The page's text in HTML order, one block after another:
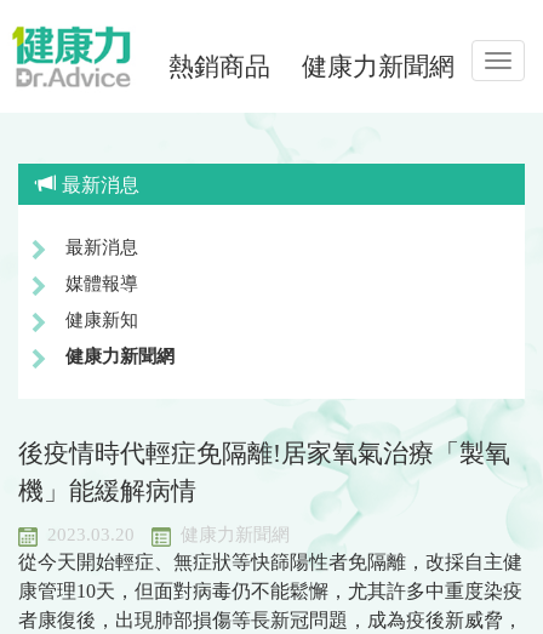
熱銷商品 健康力新聞網
最新消息
最新消息
媒體報導
健康新知
健康力新聞網
後疫情時代輕症免隔離!居家氧氣治療「製氧
機」能緩解病情
2023.03.20 健康力新聞網
從今天開始輕症、無症狀等快篩陽性者免隔離，改採自主健
康管理10天，但面對病毒仍不能鬆懈，尤其許多中重度染疫
者康復後，出現肺部損傷等長新冠問題，成為疫後新威脅，